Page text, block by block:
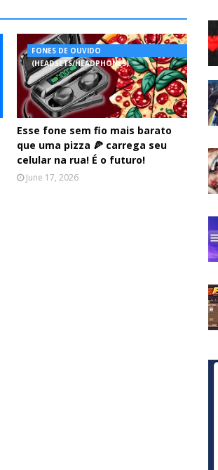
FONES DE OUVIDO
(HEADSETS/HEADPHONES)
Esse fone sem fio mais barato
que uma pizza 🍕 carrega seu
celular na rua! É o futuro!
June 17, 2026